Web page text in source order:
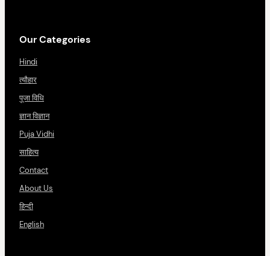
Our Categories
Hindi
त्यौहार
पूजा विधि
ज्ञान विज्ञान
Puja Vidhi
साहित्य
Contact
About Us
हिन्दी
English